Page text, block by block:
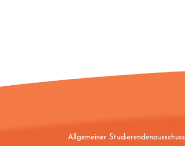
Allgemeiner Studierendenausschuss